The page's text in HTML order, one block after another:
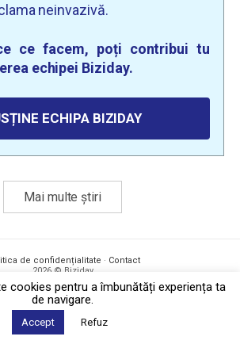
neinvazivă.
ce facem, poți contribui tu
echipei Biziday.
ECHIPA BIZIDAY
Mai multe știri
de confidențialitate · Contact
2026 © Biziday
cookies pentru a îmbunătăți experiența ta
de navigare.
Accept Refuz